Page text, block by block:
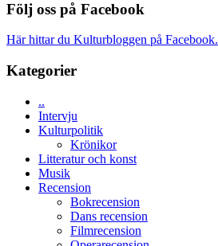
Följ oss på Facebook
Här hittar du Kulturbloggen på Facebook.
Kategorier
..
Intervju
Kulturpolitik
Krönikor
Litteratur och konst
Musik
Recension
Bokrecension
Dans recension
Filmrecension